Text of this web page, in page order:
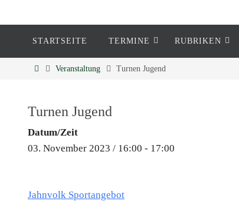
Eckenheim
STARTSEITE TERMINE RUBRIKEN
Veranstaltung Turnen Jugend
Turnen Jugend
Datum/Zeit
03. November 2023 / 16:00 - 17:00
Jahnvolk Sportangebot